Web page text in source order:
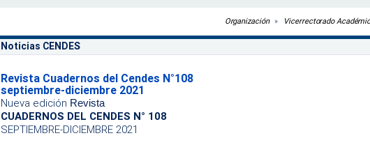
Organización Vicerrectorado
Noticias CENDES
Revista Cuadernos del Cendes N°108
septiembre-diciembre 2021
Nueva edición Revista
CUADERNOS DEL CENDES N° 108
SEPTIEMBRE-DICIEMBRE 2021